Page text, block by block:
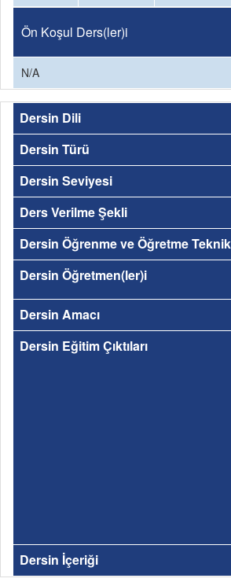
Ön Koşul Ders(ler)i
N/A
Dersin Dili
Dersin Türü
Dersin Seviyesi
Ders Verilme Şekli
Dersin Öğrenme ve Öğretme
Dersin Öğretmen(ler)i
Dersin Amacı
Dersin Eğitim Çıktıları
Dersin İçeriği